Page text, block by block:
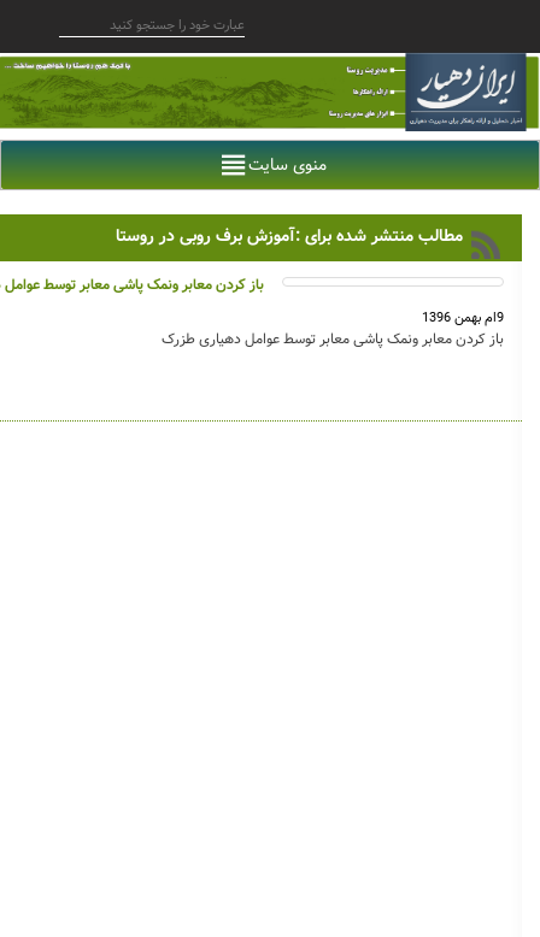
منوی سایت
مطالب منتشر شده برای :آموزش برف روبی در روستا
باز کردن معابر ونمک پاشی معابر توسط
9ام بهمن 1396
باز کردن معابر ونمک پاشی معابر توسط عوامل دهیاری طزرک